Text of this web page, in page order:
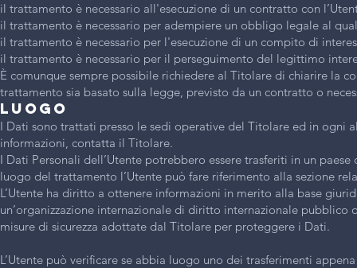
il trattamento è necessario all'esecuzione di un contratto con
il trattamento è necessario per adempiere un obbligo legale al
il trattamento è necessario per l'esecuzione di un compito di
il trattamento è necessario per il perseguimento del legittimo
È comunque sempre possibile richiedere al Titolare di chiarire la
trattamento sia basato sulla legge, previsto da un contratto o
Luogo
I Dati sono trattati presso le sedi operative del Titolare ed in
informazioni, contatta il Titolare.
I Dati Personali dell’Utente potrebbero essere trasferiti in un
luogo del trattamento l’Utente può fare riferimento alla sezione
L’Utente ha diritto a ottenere informazioni in merito alla base
un’organizzazione internazionale di diritto internazionale
misure di sicurezza adottate dal Titolare per proteggere i Dati.
L’Utente può verificare se abbia luogo uno dei trasferimenti